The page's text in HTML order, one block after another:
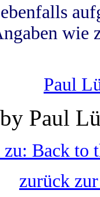
wie
Paul
Paul
Back to
zurück